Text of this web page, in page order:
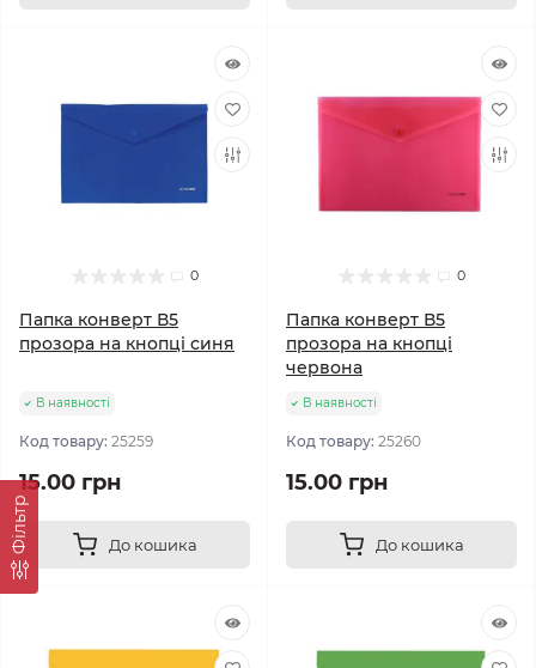
Фільтр
0
Папка конверт В5
прозора на кнопці синя
В наявності
Код товару: 25259
15.00 грн
До кошика
0
Папка конверт В5
прозора на кнопці
червона
В наявності
Код товару: 25260
15.00 грн
До кошика